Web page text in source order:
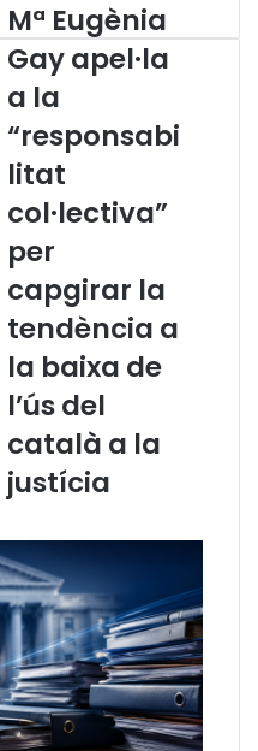
M
ª
E
u
è
n
i
a
G
a
y
a
p
l
·
l
a
a
a
“
r
e
p
o
n
s
Mª Eugènia
Gay apel·la
a la
“responsabi
litat
col·lectiva”
per
capgirar la
tendència a
la baixa de
l’ús del
català a la
justícia